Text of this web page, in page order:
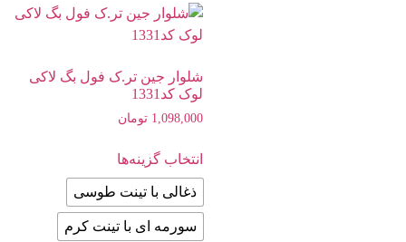
شلوار جین تر.ک فول بگ لاکی
لوک کد1331
1,098,000 تومان
انتخاب گزینه‌ها
ذغالی با تینت طوسی
سورمه ای با تینت کرم